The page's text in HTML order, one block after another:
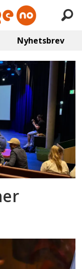
Nyhetsbrev